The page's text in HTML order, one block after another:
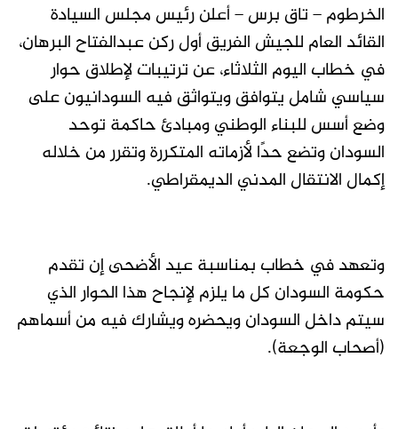
الخرطوم – تاق برس – أعلن رئيس مجلس السيادة
القائد العام للجيش الفريق أول ركن عبدالفتاح البرهان،
في خطاب اليوم الثلاثاء، عن ترتيبات لإطلاق حوار
سياسي شامل يتوافق ويتواثق فيه السودانيون على
وضع أسس للبناء الوطني ومبادئ حاكمة توحد
السودان وتضع حدًا لأزماته المتكررة وتقرر من خلاله
إكمال الانتقال المدني الديمقراطي.
وتعهد في خطاب بمناسبة عيد الأضحى إن تقدم
حكومة السودان كل ما يلزم لإنجاح هذا الحوار الذي
سيتم داخل السودان ويحضره ويشارك فيه من أسماهم
(أصحاب الوجعة).